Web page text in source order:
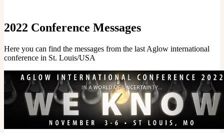
2022 Conference Messages
Here you can find the messages from the last Aglow international
conference in St. Louis/USA